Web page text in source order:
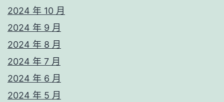
2024 年 10 月
2024 年 9 月
2024 年 8 月
2024 年 7 月
2024 年 6 月
2024 年 5 月